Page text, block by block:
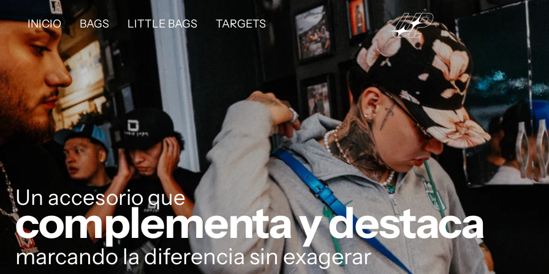
INICIO
BAGS LITTLE BAGS TARGETS
Un accesorio que
complementa y destaca
marcando la diferencia sin exagerar